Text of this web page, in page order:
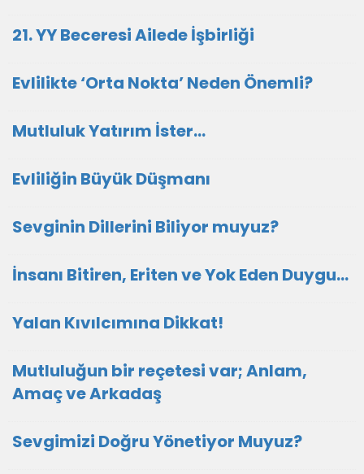
21. YY Beceresi Ailede İşbirliği
Evlilikte ‘Orta Nokta’ Neden Önemli?
Mutluluk Yatırım İster…
Evliliğin Büyük Düşmanı
Sevginin Dillerini Biliyor muyuz?
İnsanı Bitiren, Eriten ve Yok Eden Duygu…
Yalan Kıvılcımına Dikkat!
Mutluluğun bir reçetesi var; Anlam,
Amaç ve Arkadaş
Sevgimizi Doğru Yönetiyor Muyuz?